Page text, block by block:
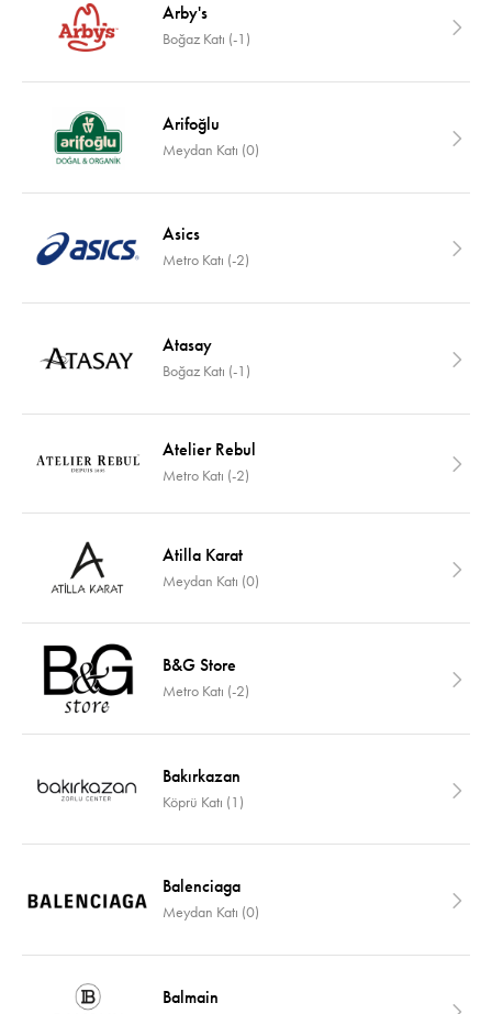
Arby's
Boğaz Katı (-1)
Arifoğlu
Meydan Katı (0)
Asics
Metro Katı (-2)
Atasay
Boğaz Katı (-1)
Atelier Rebul
Metro Katı (-2)
Atilla Karat
Meydan Katı (0)
B&G Store
Metro Katı (-2)
Bakırkazan
Köprü Katı (1)
Balenciaga
Meydan Katı (0)
Balmain